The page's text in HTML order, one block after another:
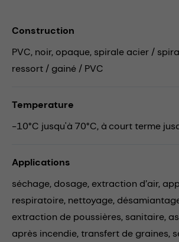
Construction
PVC, noir, opaque, spirale acier /
ressort / gainé / PVC
Temperature
-10°C jusqu'à 70°C, à court terme
Applications
séchage, dosage, extraction d’air,
respiratoire, nettoyage,
extraction de poussières, sanitaire,
après incendie,transfert de graines,